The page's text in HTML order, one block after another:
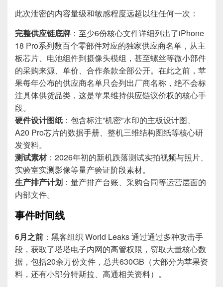
此次泄密的内容量级和敏感程度远超以往任何一次：
完整供应链底牌 ：至少6份核心文件详细列出了iPhone
18 Pro系列数百个零部件对应的独家供应商名单，从主
板芯片、电池组件到摄像头模组，甚至螺丝等微小部件
的采购来源、单价、合作条款全部公开。在此之前，苹
果每年公布的供应商名单只会列出厂商名称，绝不会标
注具体供货品类，这是苹果维持供应链议价权的核心手
段。
硬件设计图纸 ：包含标注”机密”水印的主板设计图、
A20 Pro芯片的数据手册、整机三维结构图纸等核心研
发资料。
测试素材：2026年初的新机跌落测试实拍视频与照片、
实验室实测影像等量产验证阶段素材。
生产排产计划 ：量产排产台账、采购合同等运营层面的
内部文件。
事件时间线
6月之前 ：黑客组织 World Leaks 通过通过多种攻击手
段，获取了塔塔电子内网的高管权限，窃取大量核心数
据，包括20余万份文件，总共630GB（大部分为苹果资
料，还有小部分特斯拉、高通相关资料）。